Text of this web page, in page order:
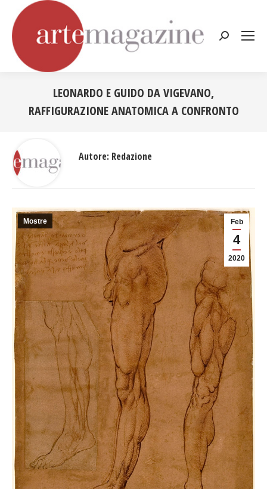
Cerca:
LEONARDO E GUIDO DA VIGEVANO,
RAFFIGURAZIONE ANATOMICA A CONFRONTO
Feb
4
2020
Mostre
Autore: Redazione